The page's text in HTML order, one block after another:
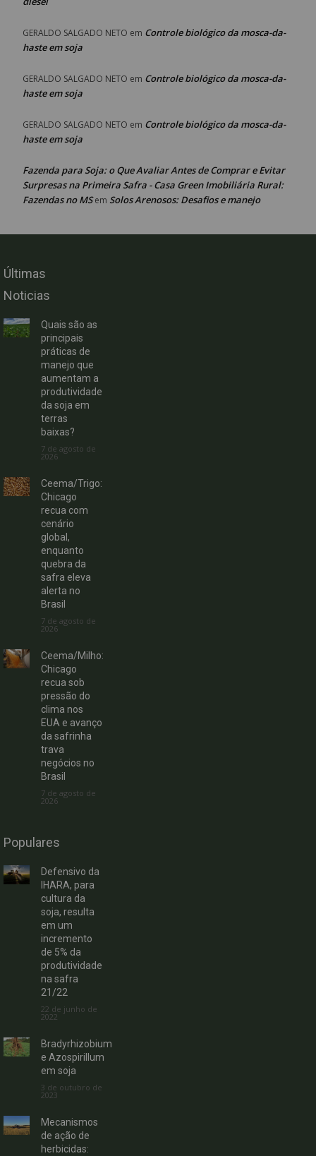
GERALDO SALGADO NETO em Controle biológico da mosca-da-
haste em soja
GERALDO SALGADO NETO em Controle biológico da mosca-da-
haste em soja
GERALDO SALGADO NETO em Controle biológico da mosca-da-
haste em soja
Fazenda para Soja: o Que Avaliar Antes de Comprar e Evitar
Surpresas na Primeira Safra - Casa Green Imobiliária Rural:
Fazendas no MSem Solos Arenosos: Desafios e manejo
Últimas
Noticias
Quais são as
principais
práticas de
manejo que
aumentam a
produtividade
da soja em
terras
baixas?
7 de agosto de
2026
Ceema/Trigo:
Chicago
recua com
cenário
global,
enquanto
quebra da
safra eleva
alerta no
Brasil
7 de agosto de
2026
Ceema/Milho:
Chicago
recua sob
pressão do
clima nos
EUA e avanço
da safrinha
trava
negócios no
Brasil
7 de agosto de
2026
Populares
Defensivo da
IHARA, para
cultura da
soja, resulta
em um
incremento
de 5% da
produtividade
na safra
21/22
22 de junho de
2022
Bradyrhizobium
e Azospirillum
em soja
3 de outubro de
2023
Mecanismos
de ação de
herbicidas: